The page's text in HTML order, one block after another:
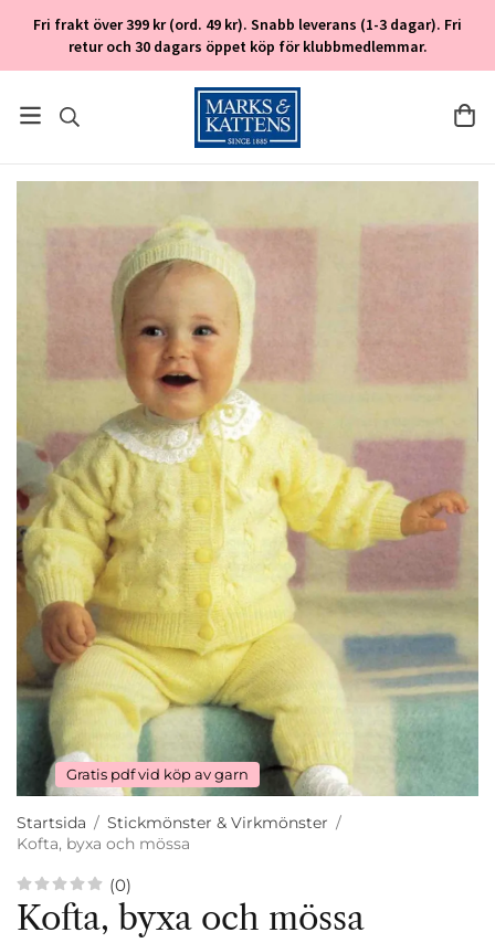
Fri frakt över 399 kr (ord. 49 kr). Snabb leverans (1-3 dagar). Fri
retur och 30 dagars öppet köp för klubbmedlemmar.
Gratis pdf vid köp av garn
Startsida / Stickmönster & Virkmönster /
Kofta, byxa och mössa
(0)
Kofta, byxa och mössa